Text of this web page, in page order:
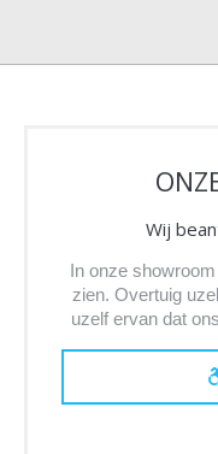
Wij
In onze
zien. Overtuig
uzelf ervan dat